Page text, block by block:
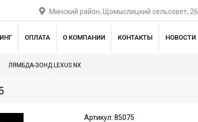
Минский район, Щомыслицкий сельсовет, 26
ОПЛАТА О КОМПАНИИ КОНТАКТЫ НОВОСТИ
ЛЯМБДА-ЗОНД LEXUS NX
Артикул: 85075